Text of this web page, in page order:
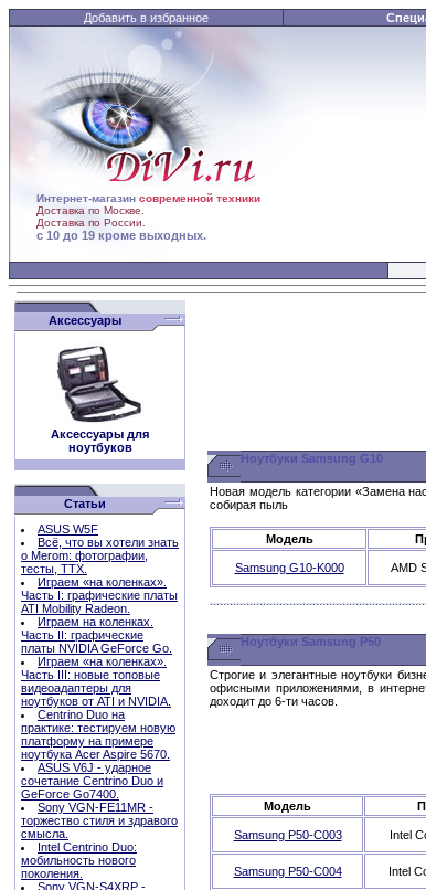
Добавить в избранное
Интернет-магазин современной техники
Доставка по Москве.
Доставка по России.
с 10 до 19 кроме выходных.
Аксессуары
Аксессуары для
ноутбуков
Статьи
ASUS W5F
Всё, что вы хотели знать
о Merom: фотографии,
тесты, ТТХ.
Играем «на коленках».
Часть I: графические платы
ATI Mobility Radeon.
Играем на коленках.
Часть II: графические
платы NVIDIA GeForce Go.
Играем «на коленках».
Часть III: новые топовые
видеоадаптеры для
ноутбуков от ATI и NVIDIA.
Centrino Duo на
практике: тестируем новую
платформу на примере
ноутбука Acer Aspire 5670.
ASUS V6J - ударное
сочетание Centrino Duo и
GeForce Go7400.
Sony VGN-FE11MR -
торжество стиля и здравого
смысла.
Intel Centrino Duo:
мобильность нового
поколения.
Sony VGN-S4XRP -
Ноутбуки Samsung G10
Новая модель категории «Замена
собирая пыль
Модель
Samsung G10-K000 AMD
Ноутбуки Samsung P50
Строгие и элегантные ноутбуки
офисными приложениями, в
доходит до 6-ти часов.
Модель
Samsung P50-C003 Intel
Samsung P50-C004 Intel